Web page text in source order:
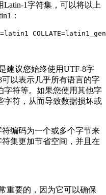
1字符集，可以将以上
：
建议您始终使用UTF-8字
以表示几乎所有语言的字
字符等。如果您使用其他字
字符，从而导致数据损坏或
编码为一个或多个字节来
集更加节省空间，并且在
重要的，因为它可以确保